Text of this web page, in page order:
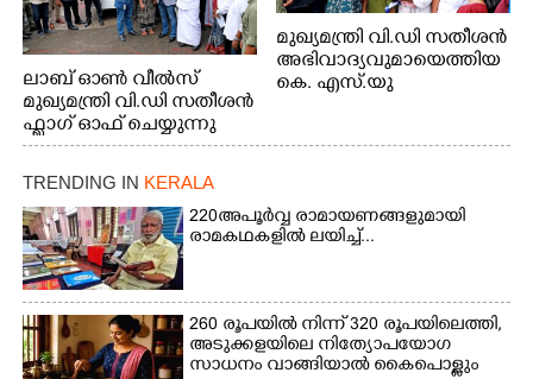
ലാബ് ഓൺ വീൽസ്
മുഖ്യമന്ത്രി വി.ഡി സതീശൻ
ഫ്ലാഗ് ഓഫ് ചെയ്യുന്നു
മുഖ്യമന്ത്രി വി.ഡി സതീശൻ
അഭിവാദ്യവുമായെത്തിയ
കെ. എസ്.യു
TRENDING IN KERALA
220 അപൂർവ്വ രാമായണങ്ങളുമായി
രാമകഥകളിൽ ലയിച്ച്...
260 രൂപയിൽ നിന്ന് 320 രൂപയിലെത്തി,
അടുക്കളയിലെ നിത്യോപയോഗ
സാധനം വാങ്ങിയാൽ കൈപൊള്ളും